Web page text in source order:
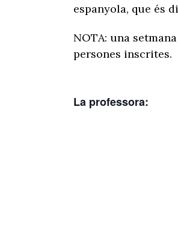
espanyola, que és
NOTA: una
persones inscrites.
La professora: